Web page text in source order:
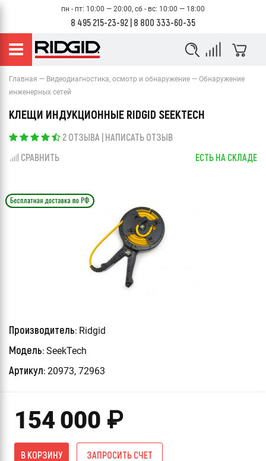
пн - пт: 10:00 — 20:00, сб - вс: 10:00 — 18:00
8 495 215-23-92 | 8 800 333-60-35
Главная Видеодиагностика, осмотр и обнаружение
Обнаружение
инженерных сетей
КЛЕЩИ ИНДУКЦИОННЫЕ RIDGID SEEKTECH
2 ОТЗЫВА | НАПИСАТЬ ОТЗЫВ
СРАВНИТЬ
ЕСТЬ НА СКЛАДЕ
Производитель: Ridgid
Модель: SeekTech
Артикул: 20973, 72963
154 000 ₽
В КОРЗИНУ ЗАПРОСИТЬ СЧЕТ